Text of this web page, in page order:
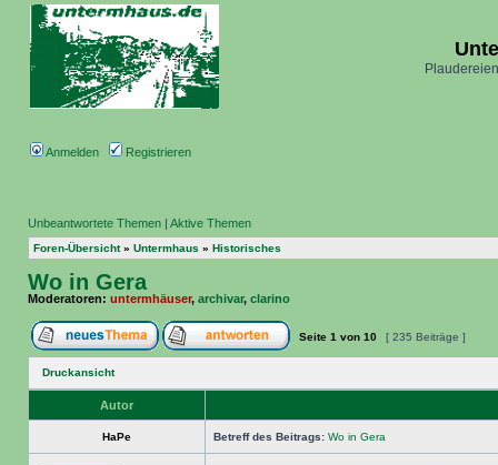
Anmelden Registrieren
Unbeantwortete Themen | Aktive Themen
Foren-Übersicht» Untermhaus » Historisches
Wo in Gera
Moderatoren: untermhäuser, archivar, clarino
Seite 1 von 10 [ 235 Beiträge ]
Druckansicht
Autor
HaPe Betreff des Beitrags: Wo in Gera